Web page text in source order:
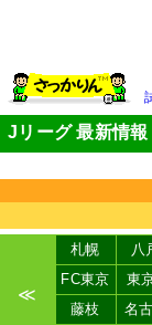
Jリーグ 最新情報
≪
札幌 八
FC東京
東
藤枝
名